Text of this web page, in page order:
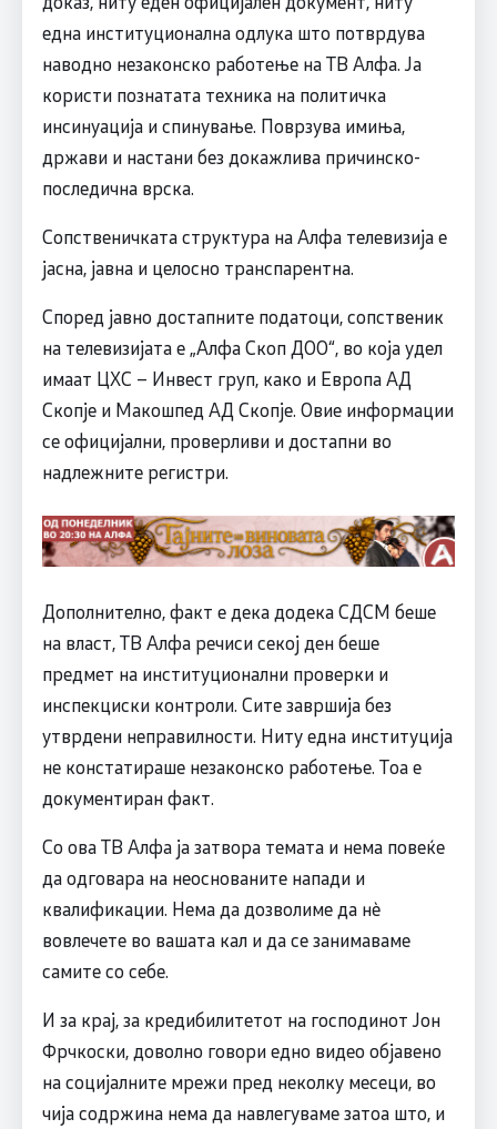
една институционална одлука што потврдува
наводно незаконско работење на ТВ Алфа. Ја
користи познатата техника на политичка
инсинуација и спинување. Поврзува имиња,
држави и настани без докажлива причинско-
последична врска.
Сопственичката структура на Алфа телевизија е
јасна, јавна и целосно транспарентна.
Според јавно достапните податоци, сопственик
на телевизијата е „Алфа Скоп ДОО“, во која удел
имаат ЦХС – Инвест груп, како и Европа АД
Скопје и Макошпед АД Скопје. Овие информации
се официјални, проверливи и достапни во
надлежните регистри.
Дополнително, факт е дека додека СДСМ беше
на власт, ТВ Алфа речиси секој ден беше
предмет на институционални проверки и
инспекциски контроли. Сите завршија без
утврдени неправилности. Ниту една институција
не констатираше незаконско работење. Тоа е
документиран факт.
Со ова ТВ Алфа ја затвора темата и нема повеќе
да одговара на неоснованите напади и
квалификации. Нема да дозволиме да нè
вовлечете во вашата кал и да се занимаваме
самите со себе.
И за крај, за кредибилитетот на господинот Јон
Фрчкоски, доволно говори едно видео објавено
на социјалните мрежи пред неколку месеци, во
чија содржина нема да навлегуваме затоа што, и